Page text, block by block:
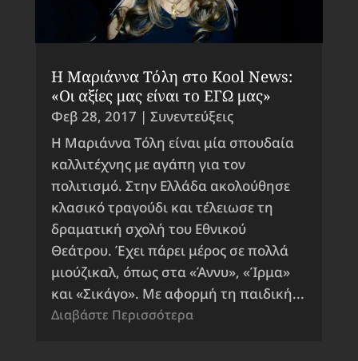
Η Μαριάννα Τόλη στο Kool News:
«Οι αξίες μας είναι το ΕΓΩ μας»
Φεβ 28, 2017 | Συνεντεύξεις
Η Μαριάννα Τόλη είναι μία σπουδαία
καλλιτέχνης με αγάπη για τον
πολιτισμό. Στην Ελλάδα ακολούθησε
κλασικό τραγούδι και τέλειωσε τη
δραματική σχολή του Εθνικού
Θεάτρου. Έχει πάρει μέρος σε πολλά
μιούζικαλ, όπως στα «Άννυ», «Ίρμα»
και «Σικάγο». Με αφορμή τη παιδική...
Διαβάστε Περισσότερα